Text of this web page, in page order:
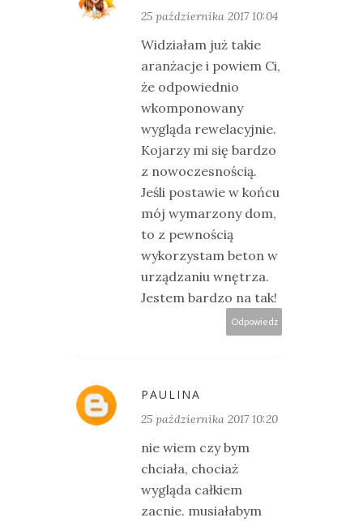
25 października 2017 10:04
Widziałam już takie
aranżacje i powiem Ci,
że odpowiednio
wkomponowany
wygląda rewelacyjnie.
Kojarzy mi się bardzo
z nowoczesnością.
Jeśli postawie w końcu
mój wymarzony dom,
to z pewnością
wykorzystam beton w
urządzaniu wnętrza.
Jestem bardzo na tak!
Odpowiedz
PAULINA
25 października 2017 10:20
nie wiem czy bym
chciała, chociaż
wygląda całkiem
zacnie. musiałabym